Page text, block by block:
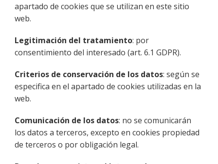
apartado de cookies que se utilizan en este sitio
web.
Legitimación del tratamiento: por
consentimiento del interesado (art. 6.1 GDPR).
Criterios de conservación de los datos: según se
especifica en el apartado de cookies utilizadas en la
web.
Comunicación de los datos: no se comunicarán
los datos a terceros, excepto en cookies propiedad
de terceros o por obligación legal.